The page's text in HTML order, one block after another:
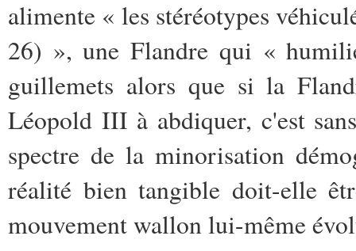
alimente « les stéréotypes
26) », une Flandre qui «
guillemets alors que si la
Léopold III à abdiquer, c'est
spectre de la minorisation
réalité bien tangible doit-elle
mouvement wallon lui-même